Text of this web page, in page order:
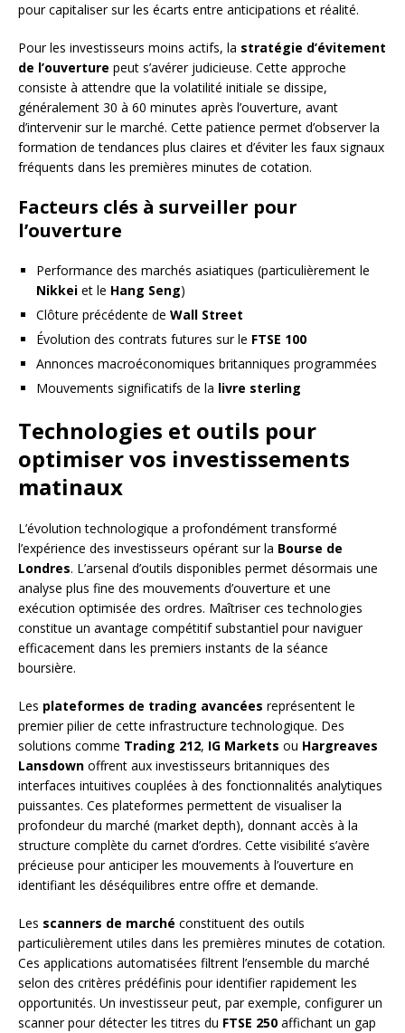
pour capitaliser sur les écarts entre anticipations et réalité.
Pour les investisseurs moins actifs, la stratégie d’évitement
de l’ouverture peut s’avérer judicieuse. Cette approche
consiste à attendre que la volatilité initiale se dissipe,
généralement 30 à 60 minutes après l’ouverture, avant
d’intervenir sur le marché. Cette patience permet d’observer la
formation de tendances plus claires et d’éviter les faux signaux
fréquents dans les premières minutes de cotation.
Facteurs clés à surveiller pour
l’ouverture
Performance des marchés asiatiques (particulièrement le
Nikkei et le Hang Seng)
Clôture précédente de Wall Street
Évolution des contrats futures sur le FTSE 100
Annonces macroéconomiques britanniques programmées
Mouvements significatifs de la livre sterling
Technologies et outils pour
optimiser vos investissements
matinaux
L’évolution technologique a profondément transformé
l’expérience des investisseurs opérant sur la Bourse de
Londres. L’arsenal d’outils disponibles permet désormais une
analyse plus fine des mouvements d’ouverture et une
exécution optimisée des ordres. Maîtriser ces technologies
constitue un avantage compétitif substantiel pour naviguer
efficacement dans les premiers instants de la séance
boursière.
Les plateformes de trading avancées représentent le
premier pilier de cette infrastructure technologique. Des
solutions comme Trading 212, IG Markets ou Hargreaves
Lansdown offrent aux investisseurs britanniques des
interfaces intuitives couplées à des fonctionnalités analytiques
puissantes. Ces plateformes permettent de visualiser la
profondeur du marché (market depth), donnant accès à la
structure complète du carnet d’ordres. Cette visibilité s’avère
précieuse pour anticiper les mouvements à l’ouverture en
identifiant les déséquilibres entre offre et demande.
Les scanners de marché constituent des outils
particulièrement utiles dans les premières minutes de cotation.
Ces applications automatisées filtrent l’ensemble du marché
selon des critères prédéfinis pour identifier rapidement les
opportunités. Un investisseur peut, par exemple, configurer un
scanner pour détecter les titres du FTSE 250 affichant un gap